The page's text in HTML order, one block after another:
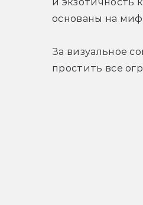
основаны на
За визуальное
простить все